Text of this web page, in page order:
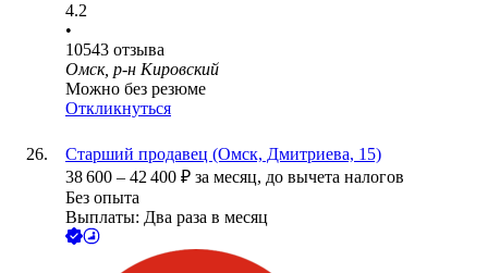
4.2
•
10543 отзыва
Омск, р-н Кировский
Можно без резюме
Откликнуться
Старший продавец (Омск, Дмитриева, 15)
38 600 – 42 400 ₽ за месяц, до вычета налогов
Без опыта
Выплаты: Два раза в месяц